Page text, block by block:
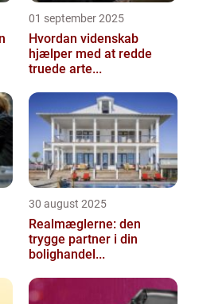
01 september 2025
Hvordan videnskab
hjælper med at redde
truede arte...
30 august 2025
Realmæglerne: den
trygge partner i din
bolighandel...